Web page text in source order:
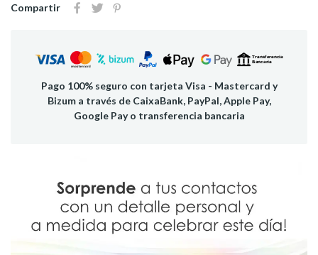
Compartir
Pago 100% seguro con tarjeta Visa - Mastercard y
Bizum a través de CaixaBank, PayPal, Apple Pay,
Google Pay o transferencia bancaria